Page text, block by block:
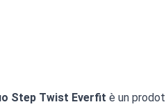
Step Twist Everfit è un